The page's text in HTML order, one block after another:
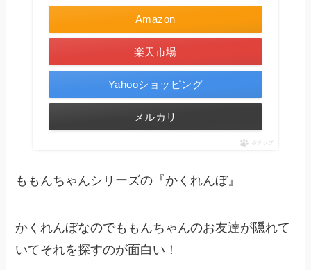
Amazon
楽天市場
Yahooショッピング
メルカリ
ポチップ
ももんちゃんシリーズの『かくれんぼ』
かくれんぼなのでももんちゃんのお友達が隠れて
いてそれを探すのが面白い！